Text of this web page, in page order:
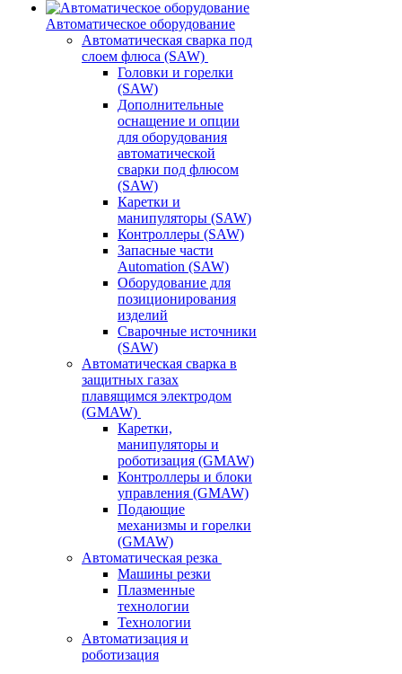
Автоматическое оборудование
Автоматическая сварка под
слоем флюса (SAW)
Головки и горелки
(SAW)
Дополнительные
оснащение и опции
для оборудования
автоматической
сварки под флюсом
(SAW)
Каретки и
манипуляторы (SAW)
Контроллеры (SAW)
Запасные части
Automation (SAW)
Оборудование для
позиционирования
изделий
Сварочные источники
(SAW)
Автоматическая сварка в
защитных газах
плавящимся электродом
(GMAW)
Каретки,
манипуляторы и
роботизация (GMAW)
Контроллеры и блоки
управления (GMAW)
Подающие
механизмы и горелки
(GMAW)
Автоматическая резка
Машины резки
Плазменные
технологии
Технологии
Автоматизация и
роботизация